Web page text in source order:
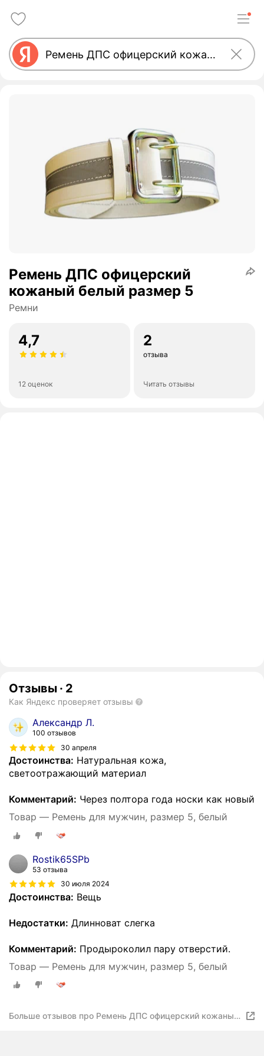
Ремень ДПС офицерский
кожаный белый размер 5
Ремни
4,7
12 оценок
2
отзыва
Читать отзывы
Отзывы · 2
Как Яндекс проверяет отзывы
Александр Л.
100 отзывов
30 апреля
Достоинства: Натуральная кожа,
светоотражающий материал
Комментарий: Через полтора года носки как новый
Товар — Ремень для мужчин, размер 5, белый
Rostik65SPb
53 отзыва
30 июля 2024
Достоинства: Вещь
Недостатки: Длинноват слегка
Комментарий: Продыроколил пару отверстий.
Товар — Ремень для мужчин, размер 5, белый
Больше отзывов про Ремень ДПС офицерский кожаный